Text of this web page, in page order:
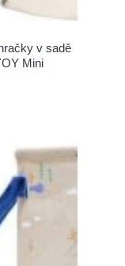
v sadě
Mini